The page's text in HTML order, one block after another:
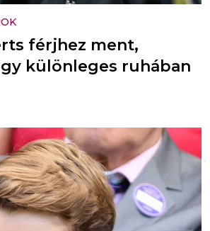
férjhez ment,
különleges ruhában